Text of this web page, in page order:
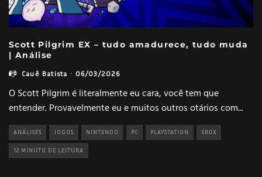
Scott Pilgrim EX – tudo amadurece, tudo muda
| Análise
Cauê Batista · 06/03/2026
O Scott Pilgrim é literalmente eu cara, você tem que
entender. Provavelmente eu e muitos outros otários com...
ANÁLISES JOGOS NINTENDO PC PLAYSTATION XBOX
12 MINUTO DE LEITURA